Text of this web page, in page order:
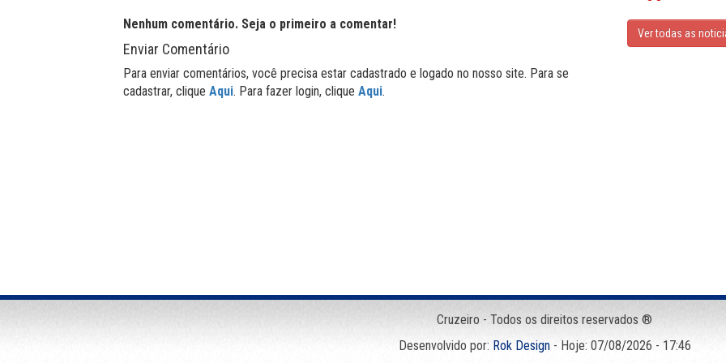
Nenhum comentário. Seja o primeiro a comentar!
Enviar Comentário
Para enviar comentários, você precisa estar cadastrado e logado no nosso site. Para se
cadastrar, clique Aqui. Para fazer login, clique Aqui.
Ver todas as
Cruzeiro - Todos os direitos reservados ®
Desenvolvido por: Rok Design- Hoje: 07/08/2026 - 17:46